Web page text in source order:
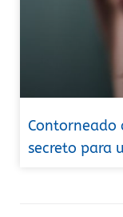
Contorneado
secreto para